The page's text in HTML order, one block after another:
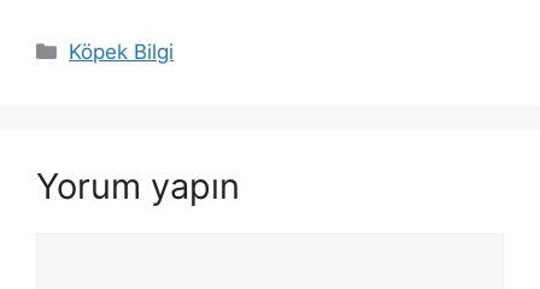
Kategoriler
Köpek Bilgi
Yorum yapın